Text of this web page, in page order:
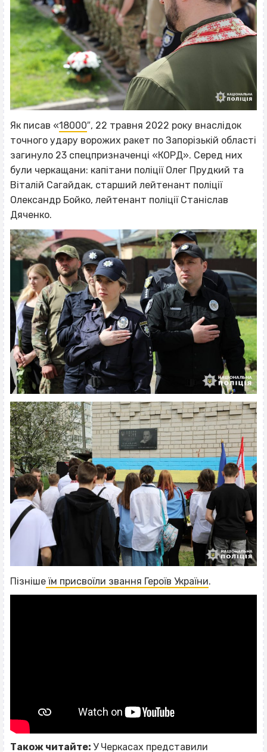
Як писав «18000″, 22 травня 2022 року внаслідок
точного удару ворожих ракет по Запорізькій області
загинуло 23 спецпризначенці «КОРД». Серед них
були черкащани: капітани поліції Олег Прудкий та
Віталій Сагайдак, старший лейтенант поліції
Олександр Бойко, лейтенант поліції Станіслав
Дяченко.
Пізніше їм присвоїли звання Героїв України.
Також читайте: У Черкасах представили